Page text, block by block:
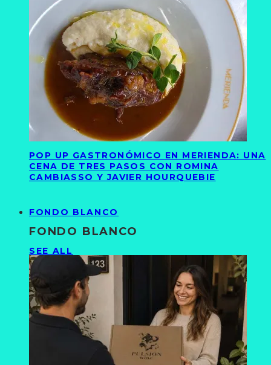
POP UP GASTRONÓMICO EN MERIENDA: UNA
CENA DE TRES PASOS CON ROMINA
CAMBIASSO Y JAVIER HOURQUEBIE
FONDO BLANCO
FONDO BLANCO
SEE ALL